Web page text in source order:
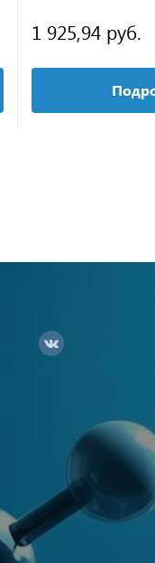
1 925,94 руб.